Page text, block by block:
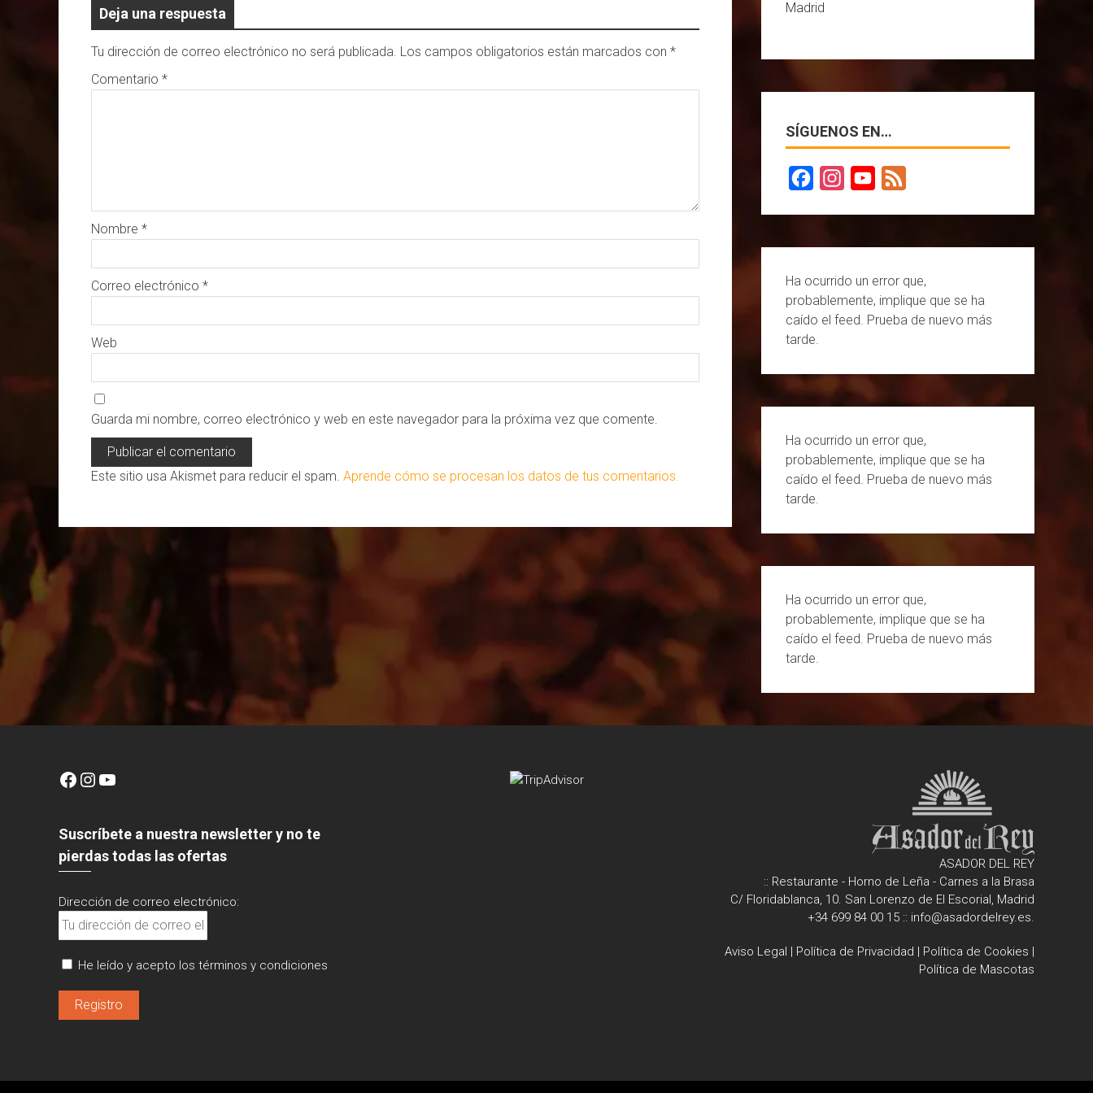
Deja una respuesta
Tu dirección de correo electrónico no será publicada. Los campos obligatorios están marcados con *
Comentario *
Nombre *
Correo electrónico *
Web
Guarda mi nombre, correo electrónico y web en este navegador para la próxima vez que comente.
Este sitio usa Akismet para reducir el spam. Aprende cómo se procesan los datos de tus comentarios.
Madrid
SÍGUENOS EN…
c
e
b
o
o
k
s
t
a
g
a
m
u
T
u
b
C
n
e
d
Ha ocurrido un error que,
probablemente, implique que se ha
caído el feed. Prueba de nuevo más
tarde.
Ha ocurrido un error que,
probablemente, implique que se ha
caído el feed. Prueba de nuevo más
tarde.
Ha ocurrido un error que,
probablemente, implique que se ha
caído el feed. Prueba de nuevo más
tarde.
Facebook
Instagram
Suscríbete a nuestra newsletter y no te
pierdas todas las ofertas
Dirección de correo electrónico:
He leído y acepto los términos y condiciones
ASADOR DEL REY
:: Restaurante - Horno de Leña - Carnes a la Brasa
C/ Floridablanca, 10. San Lorenzo de El Escorial, Madrid
+34 699 84 00 15:: info@asadordelrey.es.
Aviso Legal | Política de Privacidad | Política de Cookies |
Política de Mascotas